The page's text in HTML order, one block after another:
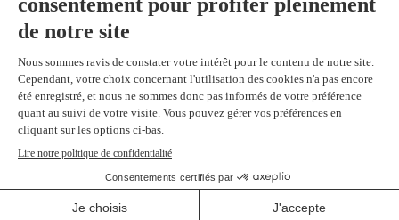
Original
pages
280,99$ (2 et
plus 272,00 $)
Original